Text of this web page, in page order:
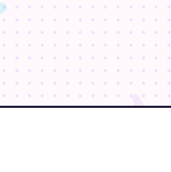
for the very first time on 15th-17th
aimed at all kinds of